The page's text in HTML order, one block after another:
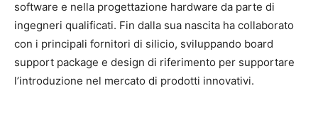
software e nella progettazione hardware da parte di
ingegneri qualificati. Fin dalla sua nascita ha collaborato
con i principali fornitori di silicio, sviluppando board
support package e design di riferimento per supportare
l’introduzione nel mercato di prodotti innovativi.